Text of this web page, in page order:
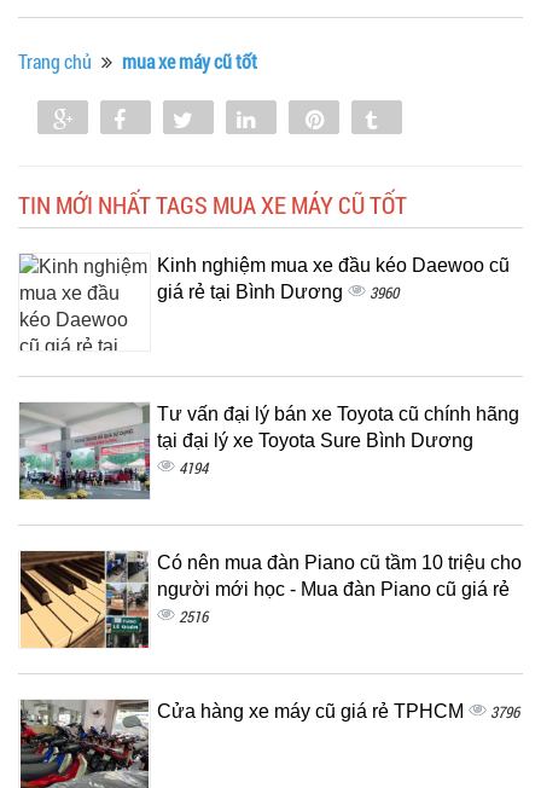
Trang chủ mua xe máy cũ tốt
Share Share Tweet Share
TIN MỚI NHẤT TAGS MUA XE MÁY CŨ TỐT
Kinh nghiệm mua xe đầu kéo Daewoo cũ
giá rẻ tại Bình Dương
3960
Tư vấn đại lý bán xe Toyota cũ chính hãng
tại đại lý xe Toyota Sure Bình Dương
4194
Có nên mua đàn Piano cũ tầm 10 triệu cho
người mới học - Mua đàn Piano cũ giá rẻ
2516
Cửa hàng xe máy cũ giá rẻ TPHCM 3796